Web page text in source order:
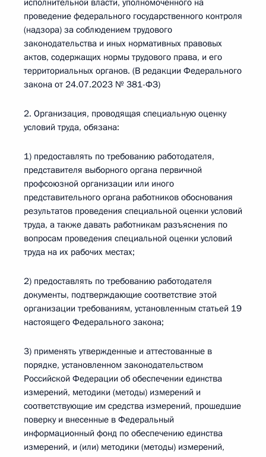
исполнительной власти, уполномоченного на
проведение федерального государственного контроля
(надзора) за соблюдением трудового
законодательства и иных нормативных правовых
актов, содержащих нормы трудового права, и его
территориальных органов. (В редакции Федерального
закона от 24.07.2023 № 381-ФЗ)
2. Организация, проводящая специальную оценку
условий труда, обязана:
1) предоставлять по требованию работодателя,
представителя выборного органа первичной
профсоюзной организации или иного
представительного органа работников обоснования
результатов проведения специальной оценки условий
труда, а также давать работникам разъяснения по
вопросам проведения специальной оценки условий
труда на их рабочих местах;
2) предоставлять по требованию работодателя
документы, подтверждающие соответствие этой
организации требованиям, установленным статьей 19
настоящего Федерального закона;
3) применять утвержденные и аттестованные в
порядке, установленном законодательством
Российской Федерации об обеспечении единства
измерений, методики (методы) измерений и
соответствующие им средства измерений, прошедшие
поверку и внесенные в Федеральный
информационный фонд по обеспечению единства
измерений, и (или) методики (методы) измерений,